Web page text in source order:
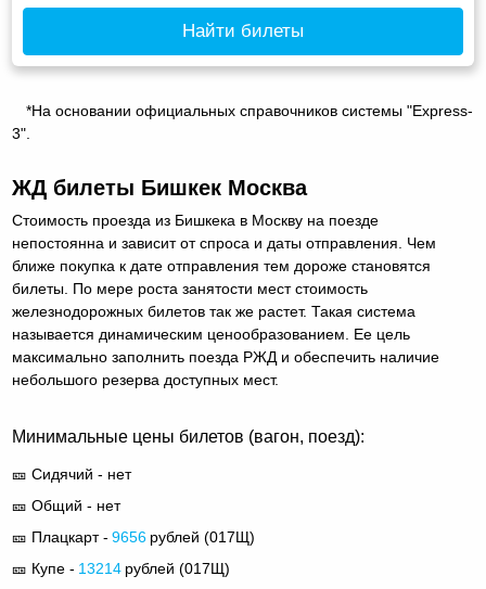
Найти билеты
*На основании официальных справочников системы "Express-
3".
ЖД билеты Бишкек Москва
Стоимость проезда из Бишкека в Москву на поезде
непостоянна и зависит от спроса и даты отправления. Чем
ближе покупка к дате отправления тем дороже становятся
билеты. По мере роста занятости мест стоимость
железнодорожных билетов так же растет. Такая система
называется динамическим ценообразованием. Ее цель
максимально заполнить поезда РЖД и обеспечить наличие
небольшого резерва доступных мест.
Минимальные цены билетов (вагон, поезд):
🎫 Сидячий - нет
🎫 Общий - нет
🎫 Плацкарт - 9656 рублей (017Щ)
🎫 Купе - 13214 рублей (017Щ)